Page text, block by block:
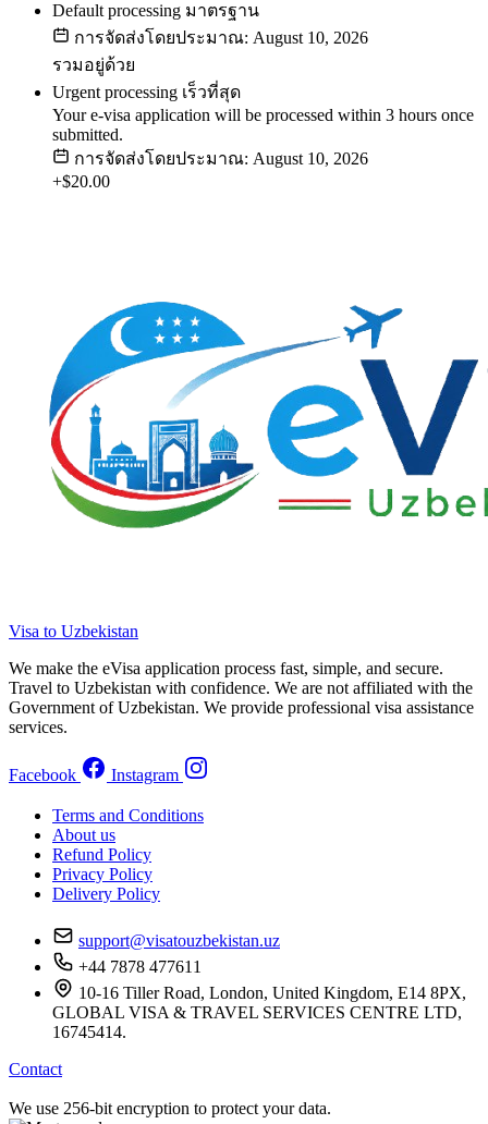
Default processing มาตรฐาน
การจัดส่งโดยประมาณ: August 10, 2026
รวมอยู่ด้วย
Urgent processing เร็วที่สุด
Your e-visa application will be processed within 3 hours once
submitted.
การจัดส่งโดยประมาณ: August 10, 2026
+$20.00
Visa to Uzbekistan
We make the eVisa application process fast, simple, and secure.
Travel to Uzbekistan with confidence. We are not affiliated with the
Government of Uzbekistan. We provide professional visa assistance
services.
Facebook Instagram
Terms and Conditions
About us
Refund Policy
Privacy Policy
Delivery Policy
support@visatouzbekistan.uz
+44 7878 477611
10-16 Tiller Road, London, United Kingdom, E14 8PX,
GLOBAL VISA & TRAVEL SERVICES CENTRE LTD,
16745414.
Contact
We use 256-bit encryption to protect your data.